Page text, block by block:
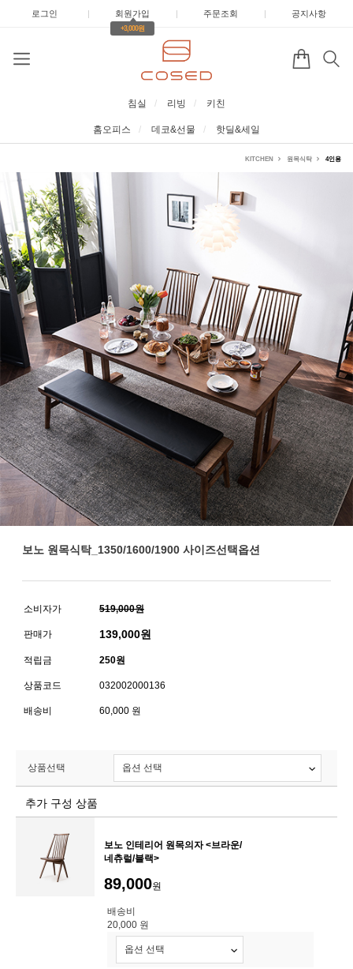
로그인 | 회원가입 |
+3,000원
주문조회 | 공지사항
침실 리빙 키친
홈오피스 데코&선물 핫딜&세일
KITCHEN 원목식탁 4인용
보노 원목식탁_1350/1600/1900 사이즈선택옵션
소비자가 519,000원
판매가 139,000원
적립금 250원
상품코드 032002000136
배송비 60,000 원
상품선택
추가 구성 상품
보노 인테리어 원목의자 <브라운/
네츄럴/블랙>
89,000원
배송비
20,000 원